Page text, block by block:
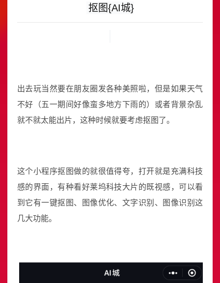
抠图{AI城}
出去玩当然要在朋友圈发各种美照啦，但是如果天气
不好（五一期间好像蛮多地方下雨的）或者背景杂乱
就不就太能出片，这种时候就要考虑抠图了。
这个小程序抠图做的就很值得夸，打开就是充满科技
感的界面，有种看好莱坞科技大片的既视感，可以看
到它有一键抠图、图像优化、文字识别、图像识别这
几大功能。